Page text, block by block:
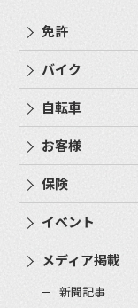
免許
バイク
自転車
お客様
保険
イベント
メディア掲載
新聞記事